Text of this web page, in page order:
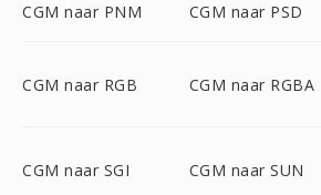
CGM naar PNM CGM naar PSD
CGM naar RGB CGM naar RGBA
CGM naar SGI CGM naar SUN